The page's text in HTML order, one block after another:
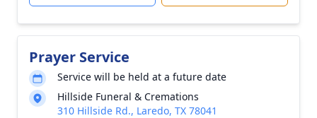
Prayer Service
Service will be held at a future date
Hillside Funeral & Cremations
310 Hillside Rd., Laredo, TX 78041